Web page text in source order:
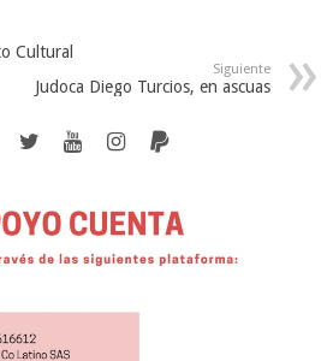
Cultural
Siguiente
Judoca Diego Turcios, en ascuas